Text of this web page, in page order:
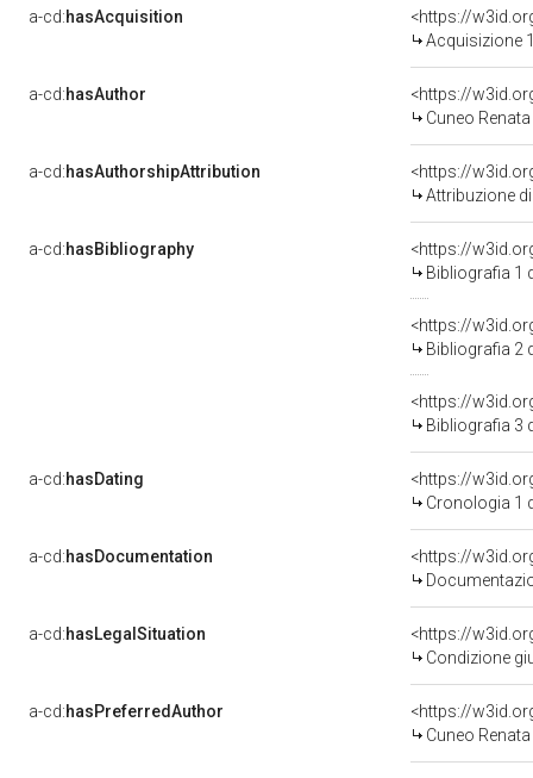
a-cd:hasAcquisition
<https://
Acquisizione
a-cd:hasAuthor
<https://
Cuneo
a-cd:hasAuthorshipAttribution
<https://
Attribuzione
a-cd:hasBibliography
<https://
Bibliografia 1
<https://
Bibliografia 2
<https://
Bibliografia 3
a-cd:hasDating
<https://
Cronologia 1
a-cd:hasDocumentation
a-cd:hasLegalSituation
Condizione
a-cd:hasPreferredAuthor
<https://
Cuneo